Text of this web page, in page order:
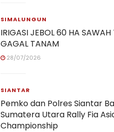
SIMALUNGUN
IRIGASI JEBOL 60 HA
GAGAL TANAM
28/07/2026
SIANTAR
Pemko dan Polres Siantar
Sumatera Utara Rally Fia
Championship